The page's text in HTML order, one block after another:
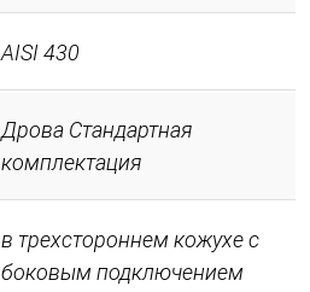
AISI 430
Дрова Стандартная
комплектация
в трехстороннем кожухе с
боковым подключением